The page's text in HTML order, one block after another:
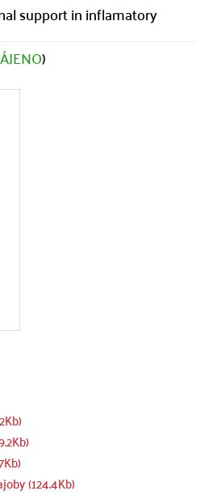
support in inflamatory
)
(124.4Kb)